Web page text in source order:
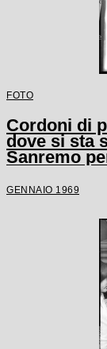
FOTO
Cordoni di
dove si sta
Sanremo
GENNAIO 1969